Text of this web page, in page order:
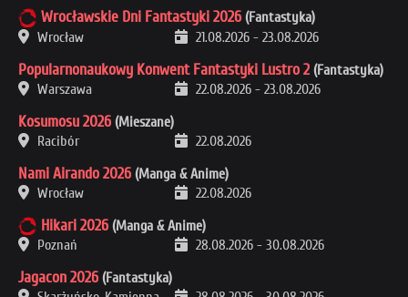
Wrocławskie Dni Fantastyki 2026 (Fantastyka)
Wrocław
21.08.2026 - 23.08.2026
Popularnonaukowy Konwent Fantastyki Lustro 2 (Fantastyka)
Warszawa
22.08.2026 - 23.08.2026
Kosumosu 2026 (Mieszane)
Racibór
22.08.2026
Nami Airando 2026 (Manga & Anime)
Wrocław
22.08.2026
Hikari 2026 (Manga & Anime)
Poznań
28.08.2026 - 30.08.2026
Jagacon 2026 (Fantastyka)